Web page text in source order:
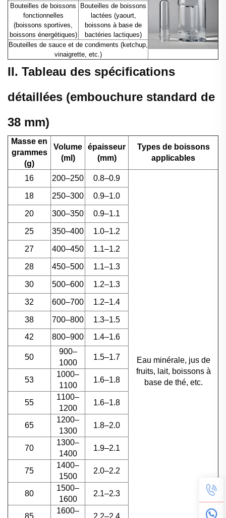
Bouteilles de boissons
fonctionnelles
(boissons sportives,
boissons énergétiques)
Bouteilles de boissons
lactées (yaourt,
boissons à base de
bactéries lactiques)
Bouteilles de sauce et de condiments (ketchup,
vinaigrette, etc.)
II. Tableau des spécifications
détaillées (embouchure standard de
38 mm)
Masse en
grammes
(g)
Volume
(ml)
épaisseur
(mm)
Types de boissons
applicables
16 200–250 0.8–0.9
Eau minérale, jus de
fruits, lait, boissons à
base de thé, etc.
18 250–300 0.9–1.0
20 300–350 0.9–1.1
25 350–400 1.0–1.2
27 400–450 1.1–1.2
28 450–500 1.1–1.3
30 500–600 1.2–1.3
32 600–700 1.2–1.4
38 700–800
1.3–1.5
42
800–900 1.4–1.6
50
900–
1000
1.5–1.7
53
1000–
1100
1.6–1.8
55
1100–
1200
1.6–1.8
65
1200–
1300
1.8–2.0
70
1300–
1400
1.9–2.1
75
1400–
1500
2.0–2.2
80
1500–
1600
2.1–2.3
85
1600–
2.2–2.4